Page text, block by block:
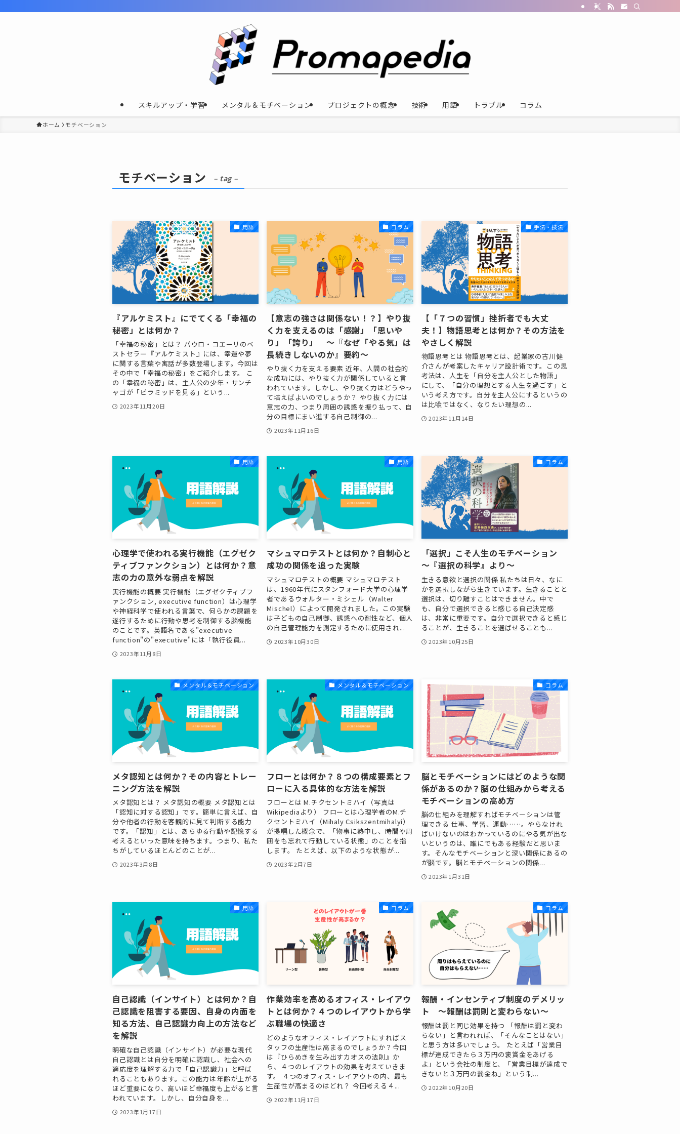
スキルアップ・学習 メンタル＆モチベーション プロジェクトの概念 技術 用語 トラブル コラム
ホーム モチベーション
モチベーション – tag –
用語
『アルケミスト』にでてくる「幸福の
秘密」とは何か？
「幸福の秘密」とは？ パウロ・コエーリのベ
ストセラー『アルケミスト』には、幸運や夢
に関する言葉や寓話が多数登場します。今回は
その中で「幸福の秘密」をご紹介します。 こ
の「幸福の秘密」は、主人公の少年・サンチ
ャゴが「ピラミッドを見る」という...
2023年11月20日
コラム
【意志の強さは関係ない！？】やり抜
く力を支えるのは「感謝」「思いや
り」「誇り」 ～『なぜ「やる気」は
長続きしないのか』要約～
やり抜く力を支える要素 近年、人間の社会的
な成功には、やり抜く力が関係していると言
われています。しかし、やり抜く力はどうやっ
て培えばよいのでしょうか？ やり抜く力には
意志の力、つまり周囲の誘惑を振り払って、自
分の目標にまい進する自己制御の...
2023年11月16日
手法・技法
【「７つの習慣」挫折者でも大丈
夫！】物語思考とは何か？その方法を
やさしく解説
物語思考とは 物語思考とは、起業家の古川健
介さんが考案したキャリア設計術です。この思
考法は、人生を「自分を主人公とした物語」
にして、「自分の理想とする人生を過ごす」と
いう考え方です。自分を主人公にするというの
は比喩ではなく、なりたい理想の...
2023年11月14日
用語
心理学で使われる実行機能（エグゼク
ティブファンクション）とは何か？意
志の力の意外な弱点を解説
実行機能の概要 実行機能（エグゼクティブフ
ァンクション, executive function）は心理学
や神経科学で使われる言葉で、何らかの課題を
遂行するために行動や思考を制御する脳機能
のことです。英語名である"executive
function"の"executive"には「執行役員...
2023年11月8日
用語
マシュマロテストとは何か？自制心と
成功の関係を追った実験
マシュマロテストの概要 マシュマロテスト
は、1960年代にスタンフォード大学の心理学
者であるウォルター・ミシェル（Walter
Mischel）によって開発されました。この実験
は子どもの自己制御、誘惑への耐性など、個人
の自己管理能力を測定するために使用され...
2023年10月30日
コラム
「選択」こそ人生のモチベーション
～『選択の科学』より～
生きる意欲と選択の関係 私たちは日々、なに
かを選択しながら生きています。生きることと
選択は、切り離すことはできません。中で
も、自分で選択できると感じる自己決定感
は、非常に重要です。自分で選択できると感じ
ることが、生きることを選ばせることも...
2023年10月25日
メンタル＆モチベーション
メタ認知とは何か？その内容とトレー
ニング方法を解説
メタ認知とは？ メタ認知の概要 メタ認知とは
「認知に対する認知」です。簡単に言えば、自
分や他者の行動を客観的に見て判断する能力
です。「認知」とは、あらゆる行動や記憶する
考えるといった意味を持ちます。つまり、私た
ちがしているほとんどのことが...
2023年3月8日
メンタル＆モチベーション
フローとは何か？８つの構成要素とフ
ローに入る具体的な方法を解説
フローとは M.チクセントミハイ（写真は
Wikipediaより） フローとは心理学者のM.チ
クセントミハイ（Mihaly Csikszentmihalyi）
が提唱した概念で、「物事に熱中し、時間や周
囲をも忘れて行動している状態」のことを指
します。 たとえば、以下のような状態が...
2023年2月7日
コラム
脳とモチベーションにはどのような関
係があるのか？脳の仕組みから考える
モチベーションの高め方
脳の仕組みを理解すればモチベーションは管
理できる 仕事、学習、運動……。やらなけれ
ばいけないのはわかっているのにやる気が出な
いというのは、誰にでもある経験だと思いま
す。そんなモチベーションと深い関係にあるの
が脳です。脳とモチベーションの関係...
2023年1月31日
用語
自己認識（インサイト）とは何か？自
己認識を阻害する要因、自身の内面を
知る方法、自己認識力向上の方法など
を解説
明確な自己認識（インサイト）が必要な現代
自己認識とは自分を明確に認識し、社会への
適応度を理解する力で「自己認識力」と呼ば
れることもあります。この能力は年齢が上がる
ほど重要になり、高いほど幸福度も上がると言
われています。しかし、自分自身を...
2023年1月17日
コラム
作業効率を高めるオフィス・レイアウ
トとは何か？４つのレイアウトから学
ぶ職場の快適さ
どのようなオフィス・レイアウトにすればス
タッフの生産性は高まるのでしょうか？今回
は『ひらめきを生み出すカオスの法則』か
ら、４つのレイアウトの効果を考えていきま
す。 ４つのオフィス・レイアウトの内、最も
生産性が高まるのはどれ？ 今回考える４...
2022年11月17日
コラム
報酬・インセンティブ制度のデメリッ
ト ～報酬は罰則と変わらない～
報酬は罰と同じ効果を持つ 「報酬は罰と変わ
らない」と言われれば、「そんなことはない」
と思う方は多いでしょう。 たとえば「営業目
標が達成できたら３万円の褒賞金をあげる
よ」という会社の制度と、「営業目標が達成で
きないと３万円の罰金ね」という制...
2022年10月20日